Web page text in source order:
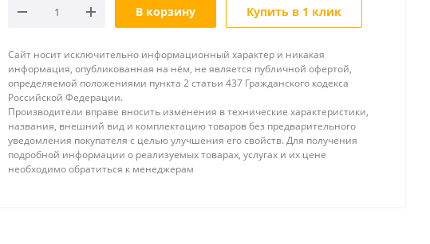
В корзину Купить в 1 клик
Сайт носит исключительно информационный характер и никакая
информация, опубликованная на нём, не является публичной офертой,
определяемой положениями пункта 2 статьи 437 Гражданского кодекса
Российской Федерации.
Производители вправе вносить изменения в технические характеристики,
названия, внешний вид и комплектацию товаров без предварительного
уведомления покупателя с целью улучшения его свойств. Для получения
подробной информации о реализуемых товарах, услугах и их цене
необходимо обратиться к менеджерам